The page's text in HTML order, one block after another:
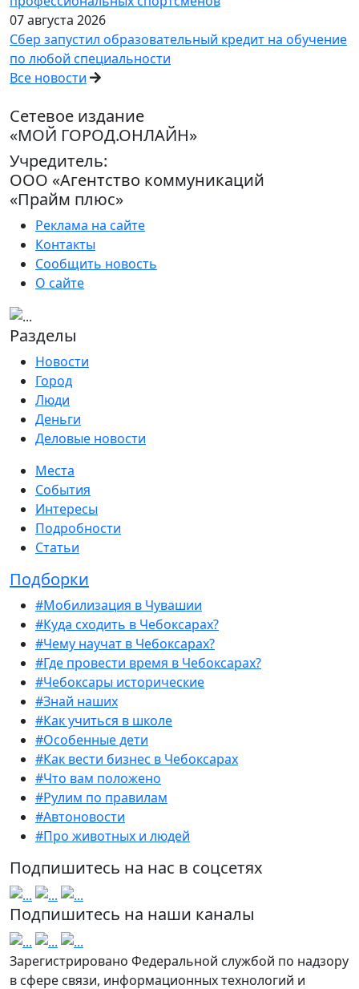
07 августа 2026
Сбер запустил образовательный кредит на обучение
по любой специальности
Все новости
Сетевое издание
«МОЙ ГОРОД.ОНЛАЙН»
Учредитель:
ООО «Агентство коммуникаций
«Прайм плюс»
Реклама на сайте
Контакты
Сообщить новость
О сайте
Разделы
Новости
Город
Люди
Деньги
Деловые новости
Места
События
Интересы
Подробности
Статьи
Подборки
#Мобилизация в Чувашии
#Куда сходить в Чебоксарах?
#Чему научат в Чебоксарах?
#Где провести время в Чебоксарах?
#Чебоксары исторические
#Знай наших
#Как учиться в школе
#Особенные дети
#Как вести бизнес в Чебоксарах
#Что вам положено
#Рулим по правилам
#Автоновости
#Про животных и людей
Подпишитесь на нас в соцсетях
Подпишитесь на наши каналы
Зарегистрировано Федеральной службой по надзору
в сфере связи, информационных технологий и